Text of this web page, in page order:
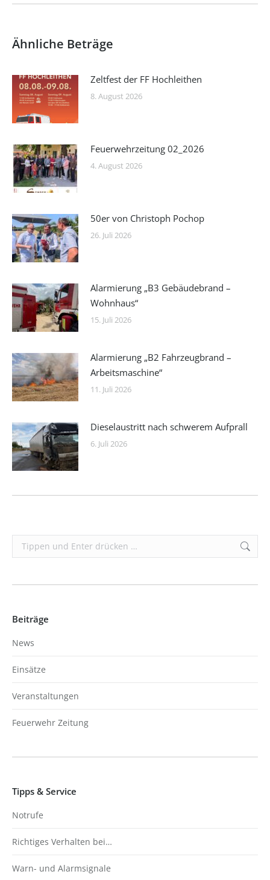
Ähnliche Beträge
Zeltfest der FF Hochleithen
8. August 2026
Feuerwehrzeitung 02_2026
4. August 2026
50er von Christoph Pochop
26. Juli 2026
Alarmierung „B3 Gebäudebrand –
Wohnhaus“
15. Juli 2026
Alarmierung „B2 Fahrzeugbrand –
Arbeitsmaschine“
11. Juli 2026
Dieselaustritt nach schwerem Aufprall
6. Juli 2026
Search:
Beiträge
News
Einsätze
Veranstaltungen
Feuerwehr Zeitung
Tipps & Service
Notrufe
Richtiges Verhalten bei…
Warn- und Alarmsignale